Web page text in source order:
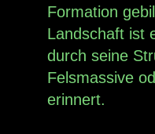
Formation
Landschaft ist
durch seine
Felsmassive